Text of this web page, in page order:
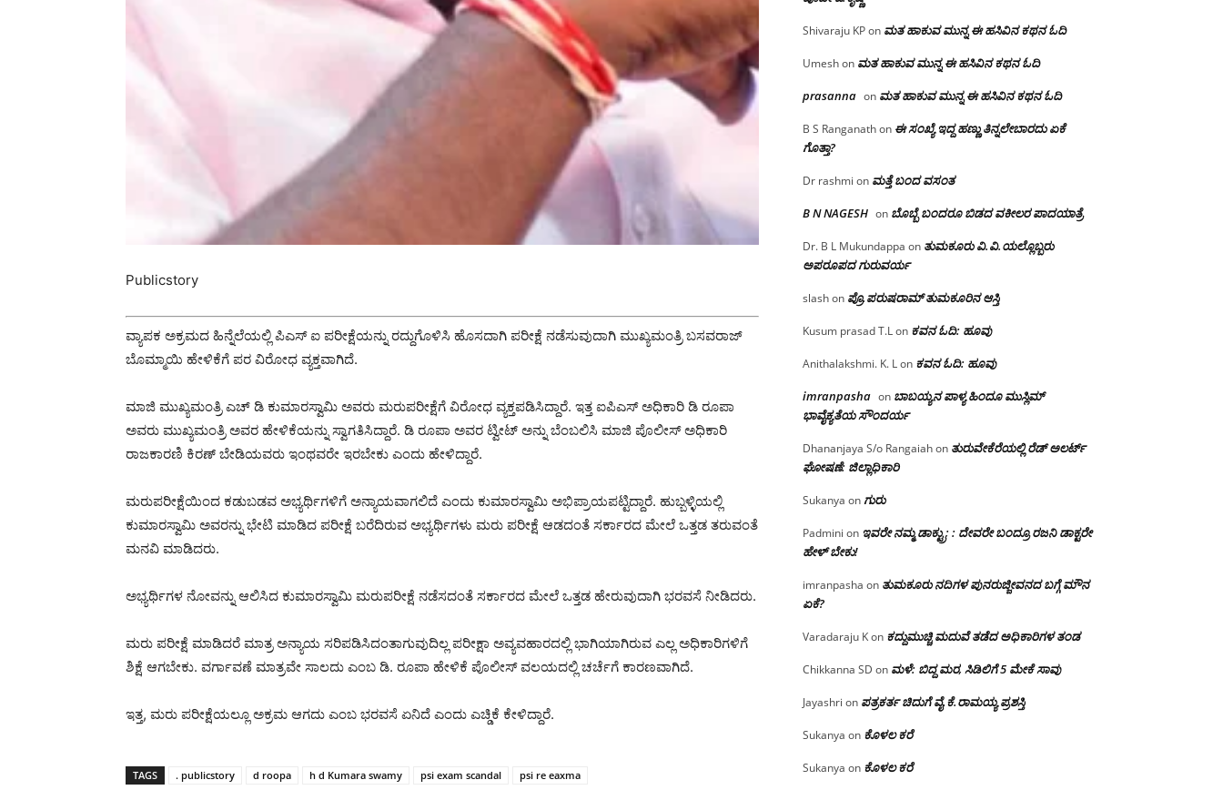
Publicstory
ವ್ಯಾಪಕ ಅಕ್ರಮದ ಹಿನ್ನೆಲೆಯಲ್ಲಿ ಪಿಎಸ್ ಐ ಪರೀಕ್ಷೆಯನ್ನು ರದ್ದುಗೊಳಿಸಿ ಹೊಸದಾಗಿ ಪರೀಕ್ಷೆ ನಡೆಸುವುದಾಗಿ ಮುಖ್ಯಮಂತ್ರಿ ಬಸವರಾಜ್
ಬೊಮ್ಮಾಯಿ ಹೇಳಿಕೆಗೆ ಪರ ವಿರೋಧ ವ್ಯಕ್ತವಾಗಿದೆ.
ಮಾಜಿ ಮುಖ್ಯಮಂತ್ರಿ ಎಚ್ ಡಿ ಕುಮಾರಸ್ವಾಮಿ ಅವರು ಮರುಪರೀಕ್ಷೆಗೆ ವಿರೋಧ ವ್ಯಕ್ತಪಡಿಸಿದ್ದಾರೆ. ಇತ್ತ ಐಪಿಎಸ್ ಅಧಿಕಾರಿ ಡಿ ರೂಪಾ
ಅವರು ಮುಖ್ಯಮಂತ್ರಿ ಅವರ ಹೇಳಿಕೆಯನ್ನು ಸ್ವಾಗತಿಸಿದ್ದಾರೆ. ಡಿ ರೂಪಾ ಅವರ ಟ್ವೀಟ್ ಅನ್ನು ಬೆಂಬಲಿಸಿ ಮಾಜಿ ಪೊಲೀಸ್ ಅಧಿಕಾರಿ
ರಾಜಕಾರಣಿ ಕಿರಣ್ ಬೇಡಿಯವರು ಇಂಥವರೇ ಇರಬೇಕು ಎಂದು ಹೇಳಿದ್ದಾರೆ.
ಮರುಪರೀಕ್ಷೆಯಿಂದ ಕಡುಬಡವ ಅಭ್ಯರ್ಥಿಗಳಿಗೆ ಅನ್ಯಾಯವಾಗಲಿದೆ ಎಂದು ಕುಮಾರಸ್ವಾಮಿ ಅಭಿಪ್ರಾಯಪಟ್ಟಿದ್ದಾರೆ. ಹುಬ್ಬಳ್ಳಿಯಲ್ಲಿ
ಕುಮಾರಸ್ವಾಮಿ ಅವರನ್ನು ಭೇಟಿ ಮಾಡಿದ ಪರೀಕ್ಷೆ ಬರೆದಿರುವ ಅಭ್ಯರ್ಥಿಗಳು ಮರು ಪರೀಕ್ಷೆ ಆಡದಂತೆ ಸರ್ಕಾರದ ಮೇಲೆ ಒತ್ತಡ ತರುವಂತೆ
ಮನವಿ ಮಾಡಿದರು.
ಅಭ್ಯರ್ಥಿಗಳ ನೋವನ್ನು ಆಲಿಸಿದ ಕುಮಾರಸ್ವಾಮಿ ಮರುಪರೀಕ್ಷೆ ನಡೆಸದಂತೆ ಸರ್ಕಾರದ ಮೇಲೆ ಒತ್ತಡ ಹೇರುವುದಾಗಿ ಭರವಸೆ ನೀಡಿದರು.
ಮರು ಪರೀಕ್ಷೆ ಮಾಡಿದರೆ ಮಾತ್ರ ಅನ್ಯಾಯ ಸರಿಪಡಿಸಿದಂತಾಗುವುದಿಲ್ಲ ಪರೀಕ್ಷಾ ಅವ್ಯವಹಾರದಲ್ಲಿ ಭಾಗಿಯಾಗಿರುವ ಎಲ್ಲ ಅಧಿಕಾರಿಗಳಿಗೆ
ಶಿಕ್ಷೆ ಆಗಬೇಕು. ವರ್ಗಾವಣೆ ಮಾತ್ರವೇ ಸಾಲದು ಎಂಬ ಡಿ. ರೂಪಾ ಹೇಳಿಕೆ ಪೊಲೀಸ್ ವಲಯದಲ್ಲಿ ಚರ್ಚೆಗೆ ಕಾರಣವಾಗಿದೆ.
ಇತ್ತ, ಮರು ಪರೀಕ್ಷೆಯಲ್ಲೂ ಅಕ್ರಮ ಆಗದು ಎಂಬ ಭರವಸೆ ಏನಿದೆ ಎಂದು ಎಚ್ಡಿಕೆ ಕೇಳಿದ್ದಾರೆ.
TAGS . publicstory d roopa h d Kumara swamy psi exam scandal psi re eaxma
Shivaraju KPon ಮತ ಹಾಕುವ ಮುನ್ನ ಈ ಹಸಿವಿನ ಕಥನ ಓದಿ
Umeshon ಮತ ಹಾಕುವ ಮುನ್ನ ಈ ಹಸಿವಿನ ಕಥನ ಓದಿ
prasanna on ಮತ ಹಾಕುವ ಮುನ್ನ ಈ ಹಸಿವಿನ ಕಥನ ಓದಿ
B S Ranganathon ಈ ಸಂಖ್ಯೆ ಇದ್ದ ಹಣ್ಣು ತಿನ್ನಲೇಬಾರದು ಏಕೆ
ಗೊತ್ತಾ?
Dr rashmi on ಮತ್ತೆ ಬಂದ ವಸಂತ
B N NAGESH on ಬೊಬ್ಬೆ ಬಂದರೂ ಬಿಡದ ವಕೀಲರ ಪಾದಯಾತ್ರೆ
Dr. B L Mukundappa on ತುಮಕೂರು‌ ವಿ.ವಿ.ಯಲ್ಲೊಬ್ಬರು
ಅಪರೂಪದ ಗುರುವರ್ಯ
slashon ಪ್ರೊ.ಪರುಷರಾಮ್ ತುಮಕೂರಿನ ಆಸ್ತಿ
Kusum prasad T.Lon ಕವನ ಓದಿ: ಹೂವು
Anithalakshmi. K. Lon ಕವನ ಓದಿ: ಹೂವು
imranpasha on ಬಾಬಯ್ಯನ ಪಾಳ್ಯ ಹಿಂದೂ ಮುಸ್ಲಿಮ್
ಭಾವೈಕ್ಯತೆಯ ಸೌಂದರ್ಯ
Dhananjaya S/o Rangaiahon ತುರುವೇಕೆರೆಯಲ್ಲಿ ರೆಡ್ ಅಲರ್ಟ್
ಘೋಷಣೆ: ಜಿಲ್ಲಾಧಿಕಾರಿ
Sukanya onಗುರು
Padmini on ಇವರೇ ನಮ್ಮ ಡಾಕ್ಟ್ರು; : ದೇವರೇ ಬಂದ್ರೂ ರಜನಿ ಡಾಕ್ಟರೇ
ಹೇಳ್ ಬೇಕು!
imranpasha on ತುಮಕೂರು ನದಿಗಳ ಪುನರುಜ್ಜೀವನದ ಬಗ್ಗೆ ಮೌನ
ಏಕೆ?
Varadaraju Kon ಕದ್ದುಮುಚ್ಚಿ ಮದುವೆ ತಡೆದ ಅಧಿಕಾರಿಗಳ ತಂಡ
Chikkanna SD on ಮಳೆ: ಬಿದ್ದ ಮರ, ಸಿಡಿಲಿಗೆ 5 ಮೇಕೆ ಸಾವು
Jayashri on ಪತ್ರಕರ್ತ ಚಿದುಗೆ ವೈ.ಕೆ.ರಾಮಯ್ಯ ಪ್ರಶಸ್ತಿ
Sukanya on ಕೊಳಲ ಕರೆ
Sukanya on ಕೊಳಲ ಕರೆ